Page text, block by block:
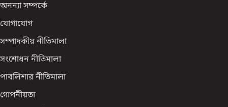
অনন্যা সম্পর্কে
যোগাযোগ
সম্পাদকীয় নীতিমালা
সংশোধন নীতিমালা
পাবলিশার নীতিমালা
গোপনীয়তা